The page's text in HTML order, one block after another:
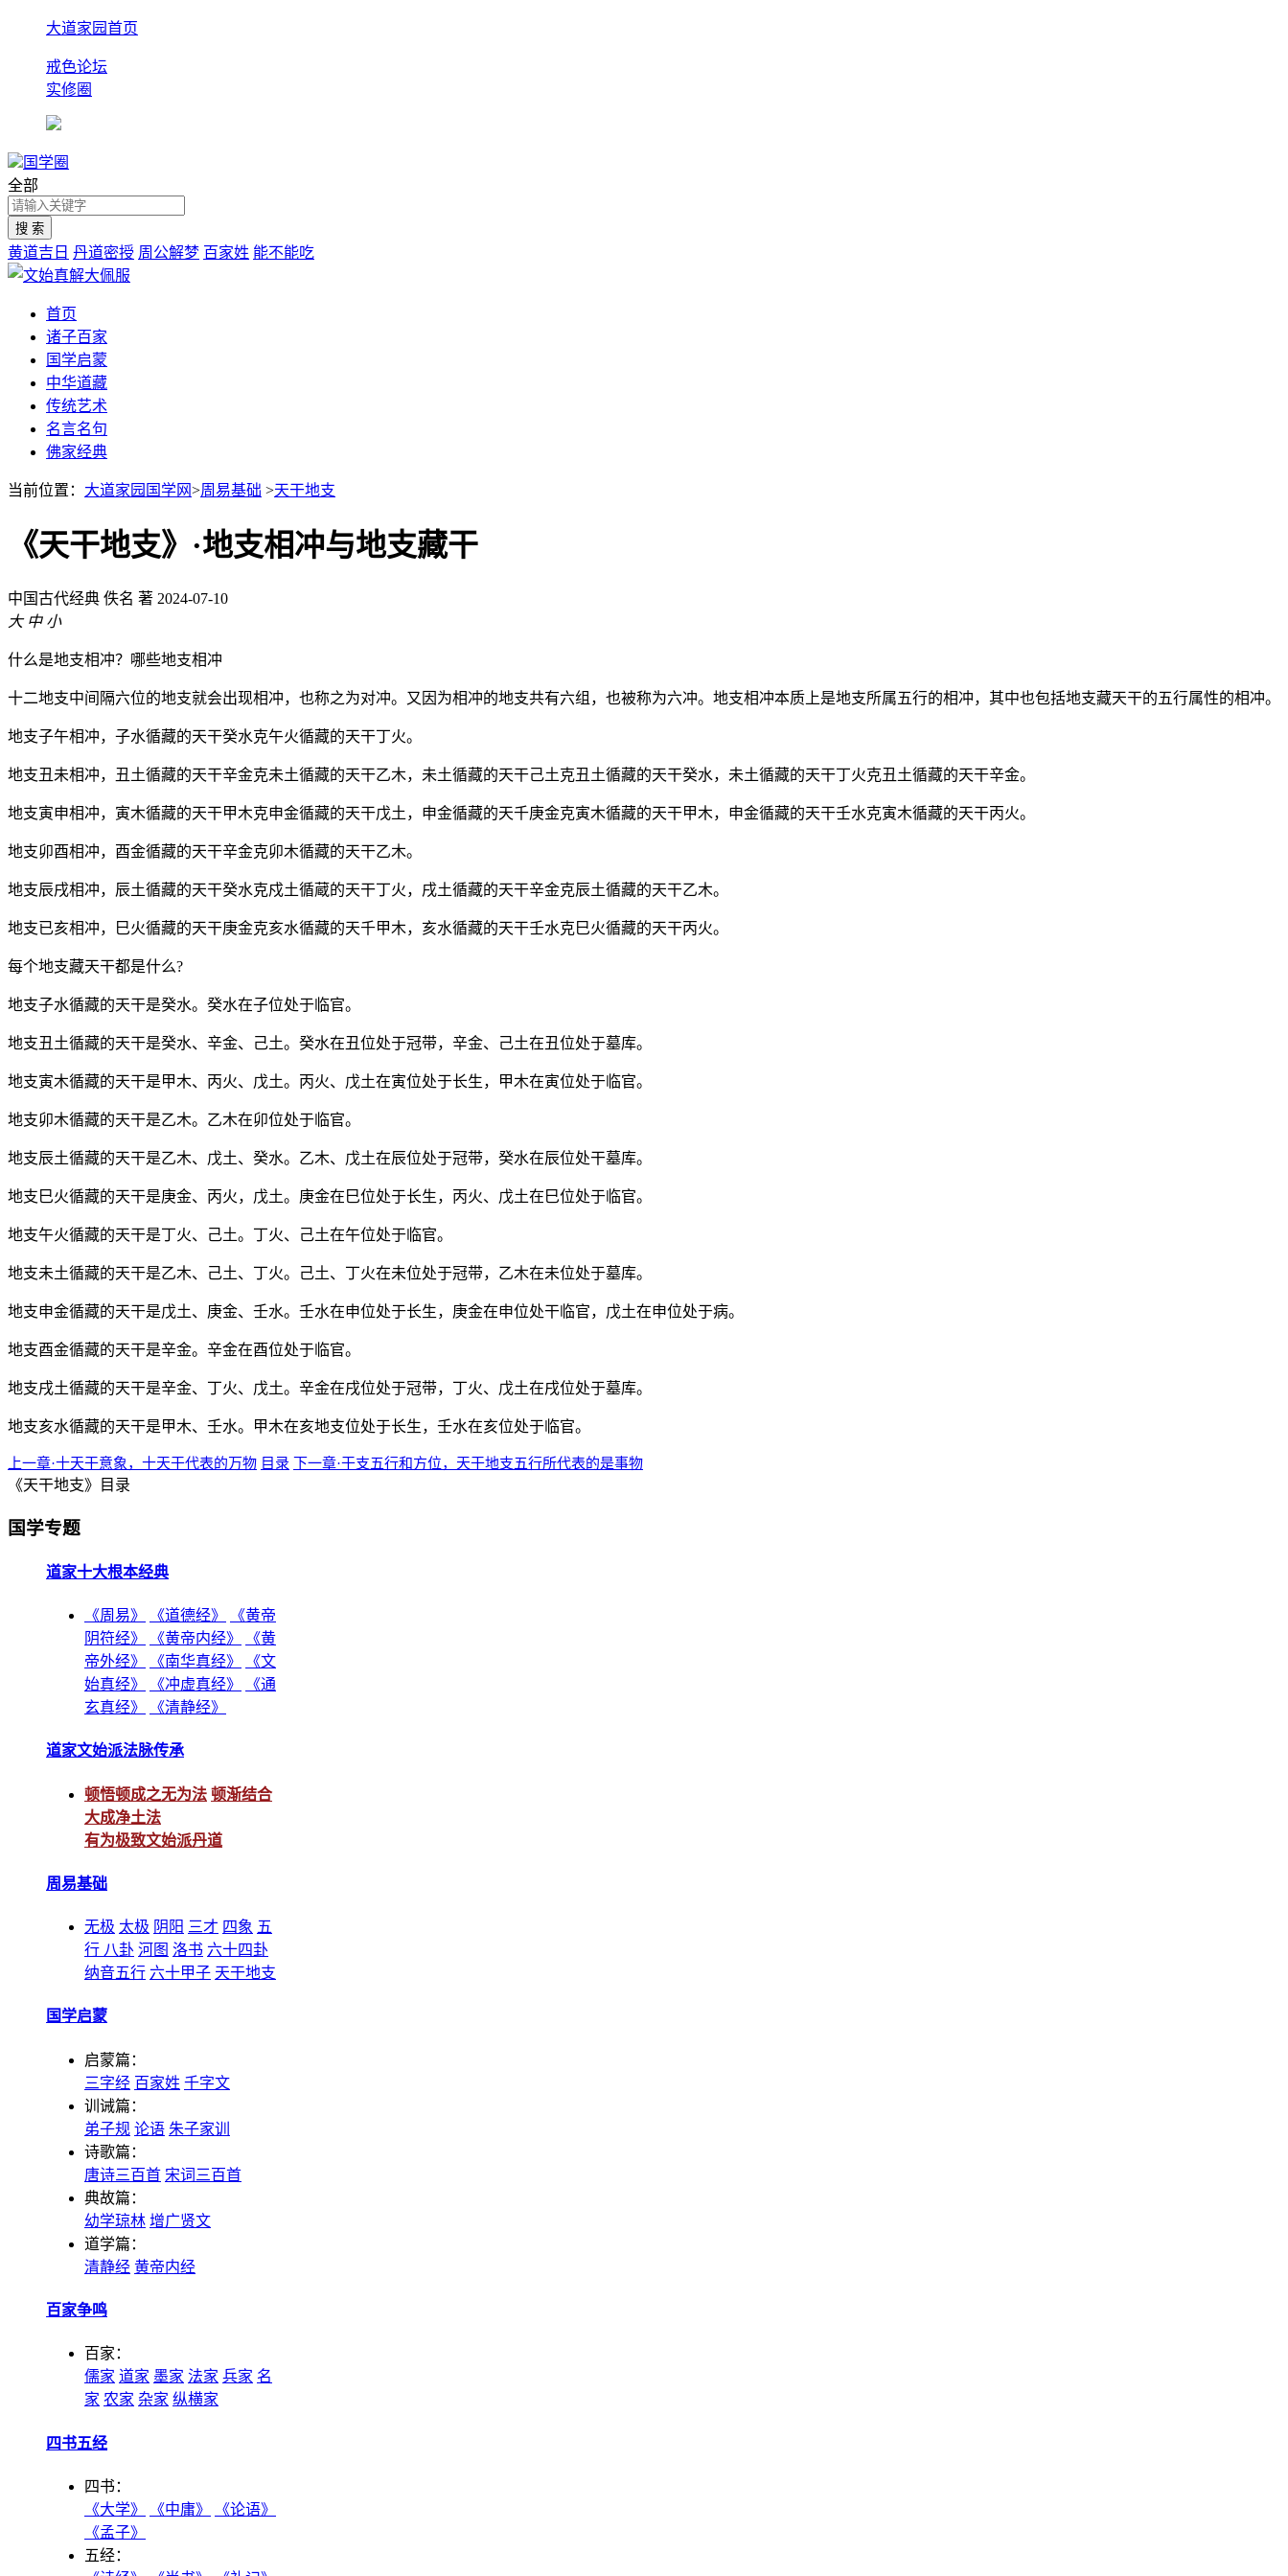
大道家园首页
戒色论坛
实修圈
国学圈
全部
黄道吉日 丹道密授 周公解梦 百家姓 能不能吃
首页
诸子百家
国学启蒙
中华道藏
传统艺术
名言名句
佛家经典
当前位置： 大道家园国学网>周易基础 >天干地支
《天干地支》·地支相冲与地支藏干
中国古代经典 佚名 著 2024-07-10
大 中 小
什么是地支相冲？哪些地支相冲
十二地支中间隔六位的地支就会出现相冲，也称之为对冲。又因为相冲的地支共有六组，也被称为六冲。地支相冲本质上是地支所属五行的相冲，其中也包括地支藏天干的五行属性的相冲。
地支子午相冲，子水循藏的天干癸水克午火循藏的天干丁火。
地支丑未相冲，丑土循藏的天干辛金克未土循藏的天干乙木，未土循藏的天干己土克丑土循藏的天干癸水，未土循藏的天干丁火克丑土循藏的天干辛金。
地支寅申相冲，寅木循藏的天干甲木克申金循藏的天干戊土，申金循藏的天千庚金克寅木循藏的天干甲木，申金循藏的天干壬水克寅木循藏的天干丙火。
地支卯酉相冲，酉金循藏的天干辛金克卯木循藏的天干乙木。
地支辰戌相冲，辰土循藏的天干癸水克戍土循蔵的天干丁火，戌土循藏的天干辛金克辰土循藏的天干乙木。
地支已亥相冲，巳火循藏的天干庚金克亥水循藏的天千甲木，亥水循藏的天干壬水克巳火循藏的天干丙火。
每个地支藏天干都是什么?
地支子水循藏的天干是癸水。癸水在子位处于临官。
地支丑土循藏的天干是癸水、辛金、己土。癸水在丑位处于冠带，辛金、己土在丑位处于墓库。
地支寅木循藏的天干是甲木、丙火、戊土。丙火、戊土在寅位处于长生，甲木在寅位处于临官。
地支卯木循藏的天干是乙木。乙木在卯位处于临官。
地支辰土循藏的天干是乙木、戊土、癸水。乙木、戊土在辰位处于冠带，癸水在辰位处干墓库。
地支巳火循藏的天干是庚金、丙火，戊土。庚金在巳位处于长生，丙火、戊土在巳位处于临官。
地支午火循藏的天干是丁火、己土。丁火、己土在午位处于临官。
地支未土循藏的天干是乙木、己土、丁火。己土、丁火在未位处于冠带，乙木在未位处于墓库。
地支申金循藏的天干是戊土、庚金、壬水。壬水在申位处于长生，庚金在申位处干临官，戊土在申位处于病。
地支酉金循藏的天干是辛金。辛金在酉位处于临官。
地支戌土循藏的天干是辛金、丁火、戊土。辛金在戌位处于冠带，丁火、戊土在戌位处于墓库。
地支亥水循藏的天干是甲木、壬水。甲木在亥地支位处于长生，壬水在亥位处于临官。
上一章·十天干意象，十天干代表的万物 目录 下一章·干支五行和方位，天干地支五行所代表的是事物
《天干地支》目录
国学专题
道家十大根本经典
《周易》 《道德经》
《黄帝
阴符经》
《黄帝内经》
《黄
帝外经》
《南华真经》
《文
始真经》
《冲虚真经》
《通
玄真经》
《清静经》
道家文始派法脉传承
顿悟顿成之无为法 顿渐结合
大成净土法
有为极致文始派丹道
周易基础
无极 太极 阴阳 三才 四象 五
行 八卦 河图 洛书 六十四卦
纳音五行 六十甲子 天干地支
国学启蒙
启蒙篇：
三字经 百家姓 千字文
训诫篇：
弟子规 论语 朱子家训
诗歌篇：
唐诗三百首 宋词三百首
典故篇：
幼学琼林 增广贤文
道学篇：
清静经 黄帝内经
百家争鸣
百家：
儒家 道家 墨家 法家 兵家 名
家 农家 杂家 纵横家
四书五经
四书：
《大学》
《中庸》
《论语》
《孟子》
五经：